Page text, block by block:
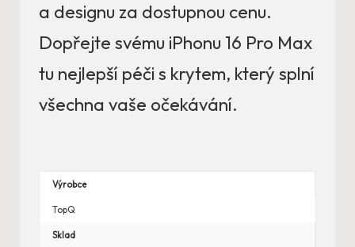
a designu za dostupnou cenu.
Dopřejte svému iPhonu 16 Pro Max
tu nejlepší péči s krytem, který splní
všechna vaše očekávání.
Výrobce
TopQ
Sklad